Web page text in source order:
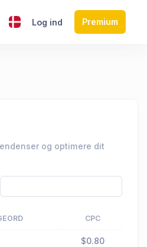
Log ind Premium
og optimere dit
CPC
$0.80